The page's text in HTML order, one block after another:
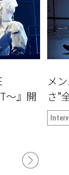
〜』開
メ
さ”